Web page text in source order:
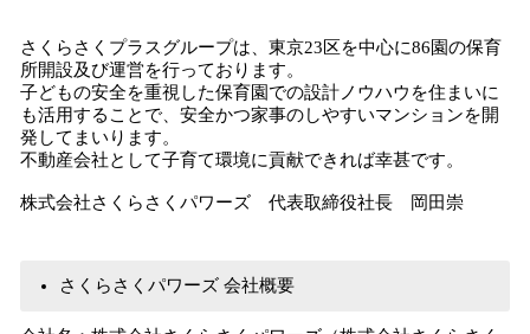
さくらさくプラスグループは、東京23区を中心に86園の保育
所開設及び運営を行っております。
子どもの安全を重視した保育園での設計ノウハウを住まいに
も活用することで、安全かつ家事のしやすいマンションを開
発してまいります。
不動産会社として子育て環境に貢献できれば幸甚です。
株式会社さくらさくパワーズ 代表取締役社長 岡田崇
さくらさくパワーズ 会社概要